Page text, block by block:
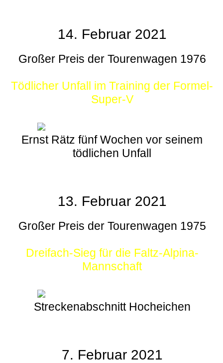
14. Februar 2021
Großer Preis der Tourenwagen 1976
Tödlicher Unfall im Training der Formel-
Super-V
Ernst Rätz fünf Wochen vor seinem
tödlichen Unfall
13. Februar 2021
Großer Preis der Tourenwagen 1975
Dreifach-Sieg für die Faltz-Alpina-
Mannschaft
Streckenabschnitt Hocheichen
7. Februar 2021